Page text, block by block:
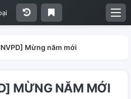
Mừng năm mới
MỪNG NĂM MỚI